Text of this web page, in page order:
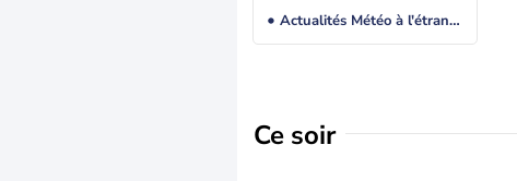
Actualités Météo à l'étranger
Ce soir